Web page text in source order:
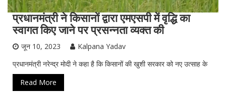
प्रधानमंत्री ने किसानों द्वारा एमएसपी में वृद्धि का
स्वागत किए जाने पर प्रसन्नता व्यक्त की
जून 10, 2023
Kalpana Yadav
प्रधानमंत्री नरेन्द्र मोदी ने कहा है कि किसानों की खुशी सरकार को नए उत्साह के
Read More